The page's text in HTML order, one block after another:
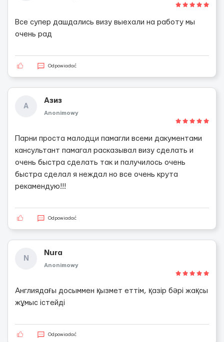
Все супер дашдались визу выехали на работу мы
очень рад
Odpowiadać
А
Азиз
Anonimowy
Парни проста малодци памагли всеми дакументами
кансультант памагал расказывал визу сделать и
очень быстра сделать так и палучилось очень
быстра сделал я неждал но все очень крута
рекамендую!!!
Odpowiadać
N
Nura
Anonimowy
Англиядағы досыммен қызмет еттім, қазір бәрі жақсы
жұмыс істейді
Odpowiadać